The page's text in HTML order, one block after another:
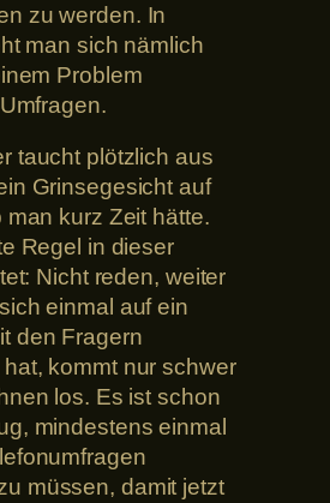
zu werden. In
man sich nämlich
Problem
taucht plötzlich aus
Grinsegesicht auf
man kurz Zeit hätte.
Regel in dieser
Nicht reden, weiter
einmal auf ein
den Fragern
kommt nur schwer
los. Es ist schon
mindestens einmal
müssen, damit jetzt